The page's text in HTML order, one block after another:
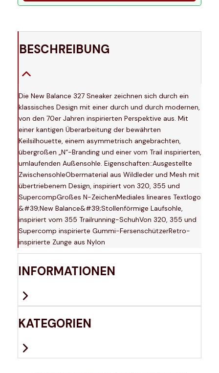
BESCHREIBUNG
Die New Balance 327 Sneaker zeichnen sich durch ein
klassisches Design mit einer durch und durch modernen,
von den 70er Jahren inspirierten Perspektive aus. Mit
einer kantigen Überarbeitung der bewährten
Keilsilhouette, einem asymmetrisch angebrachten,
übergroßen „N“-Branding und einer vom Trail inspirierten,
umlaufenden Außensohle. Eigenschaften::Ausgestellte
ZwischensohleObermaterial aus Wildleder und Mesh mit
übertriebenem Design, inspiriert von 320, 355 und
SupercompGroßes N-ZeichenMediales lineares Textlogo
&#39;New Balance&#39;Stollenförmige Laufsohle,
inspiriert vom 355 Trailrunning-SchuhVon 320, 355 und
Supercomp inspirierte Gummi-FersenschützerRetro-
inspirierte Zunge aus Nylon
INFORMATIONEN
KATEGORIEN